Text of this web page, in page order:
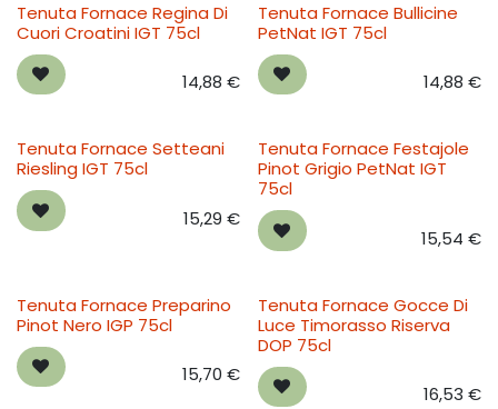
Tenuta Fornace Regina Di
Cuori Croatini IGT 75cl
14,88 €
Tenuta Fornace Bullicine
PetNat IGT 75cl
14,88 €
Tenuta Fornace Setteani
Riesling IGT 75cl
15,29 €
Tenuta Fornace Festajole
Pinot Grigio PetNat IGT
75cl
15,54 €
Tenuta Fornace Preparino
Pinot Nero IGP 75cl
15,70 €
Tenuta Fornace Gocce Di
Luce Timorasso Riserva
DOP 75cl
16,53 €